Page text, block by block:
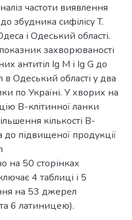
частоти виявлення
збудника сифілісу T.
і Одеський області.
захворюваності
антитіл Ig M і Ig G до
в Одеський області у два
по Україні. У хворих на
В-клітинної ланки
кількості В-
підвищеної продукції
на 50 сторінках
4 таблиці і 5
на 53 джерел
6 латиницею).